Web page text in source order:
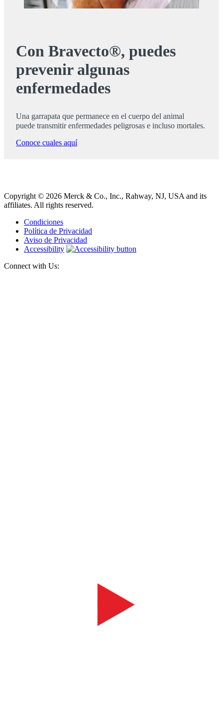
Con Bravecto®, puedes
prevenir algunas
enfermedades
Una garrapata que permanece en el cuerpo del animal
puede transmitir enfermedades peligrosas e incluso mortales.
Conoce cuales aquí
Copyright © 2026 Merck & Co., Inc., Rahway, NJ, USA and its
affiliates. All rights reserved.
Condiciones
Política de Privacidad
Aviso de Privacidad
Accessibility
Connect with Us: